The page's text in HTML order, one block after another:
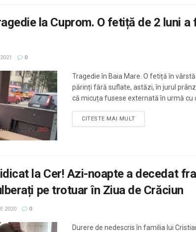
la Cuprom. O fetiță de 2 luni
0
Tragedie în Baia Mare. O fetiță în
părinți fără suflate, astăzi, în jurul
că micuța fusese externată în urmă cu
CITESTE MAI MULT
la Cer! Azi-noapte a decedat
pe trotuar în Ziua de Crăciun
2020 0
Durere de nedescris în familia lui